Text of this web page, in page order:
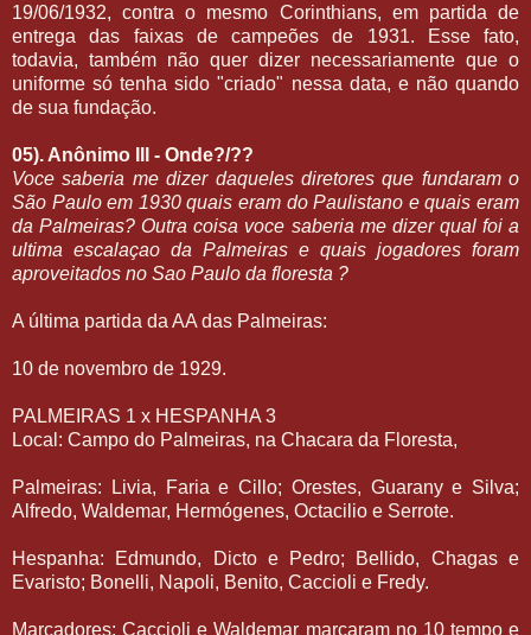
19/06/1932, contra o mesmo Corinthians, em partida de
entrega das faixas de campeões de 1931. Esse fato,
todavia, também não quer dizer necessariamente que o
uniforme só tenha sido "criado" nessa data, e não quando
de sua fundação.
05). Anônimo III - Onde?/??
Voce saberia me dizer daqueles diretores que fundaram o
São Paulo em 1930 quais eram do Paulistano e quais eram
da Palmeiras? Outra coisa voce saberia me dizer qual foi a
ultima escalaçao da Palmeiras e quais jogadores foram
aproveitados no Sao Paulo da floresta ?
A última partida da AA das Palmeiras:
10 de novembro de 1929.
PALMEIRAS 1 x HESPANHA 3
Local: Campo do Palmeiras, na Chacara da Floresta,
Palmeiras: Livia, Faria e Cillo; Orestes, Guarany e Silva;
Alfredo, Waldemar, Hermógenes, Octacilio e Serrote.
Hespanha: Edmundo, Dicto e Pedro; Bellido, Chagas e
Evaristo; Bonelli, Napoli, Benito, Caccioli e Fredy.
Marcadores: Caccioli e Waldemar marcaram no 10 tempo e